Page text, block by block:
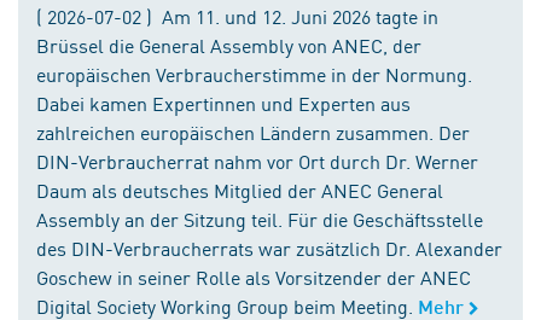
( 2026-07-02 ) Am 11. und 12. Juni 2026 tagte in
Brüssel die General Assembly von ANEC, der
europäischen Verbraucherstimme in der Normung.
Dabei kamen Expertinnen und Experten aus
zahlreichen europäischen Ländern zusammen. Der
DIN-Verbraucherrat nahm vor Ort durch Dr. Werner
Daum als deutsches Mitglied der ANEC General
Assembly an der Sitzung teil. Für die Geschäftsstelle
des DIN-Verbraucherrats war zusätzlich Dr. Alexander
Goschew in seiner Rolle als Vorsitzender der ANEC
Digital Society Working Group beim Meeting. Mehr